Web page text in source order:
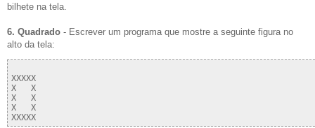
bilhete na tela.
6. Quadrado - Escrever um programa que mostre a seguinte figura no
alto da tela:
XXXXX
X   X
X   X
X   X